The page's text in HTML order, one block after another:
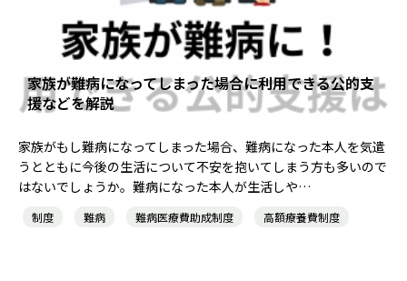
家族が難病になってしまった場合に利用できる公的支
援などを解説
家族がもし難病になってしまった場合、難病になった本人を気遣
うとともに今後の生活について不安を抱いてしまう方も多いので
はないでしょうか。難病になった本人が生活しや…
制度 難病 難病医療費助成制度 高額療養費制度